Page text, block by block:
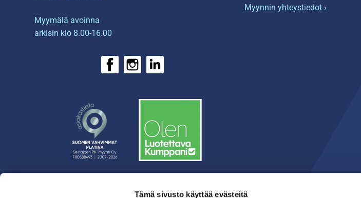
Tämä sivusto käyttää evästeitä
Myymälä avoinna
arkisin klo 8.00-16.00
Myynnin yhteystiedot ›